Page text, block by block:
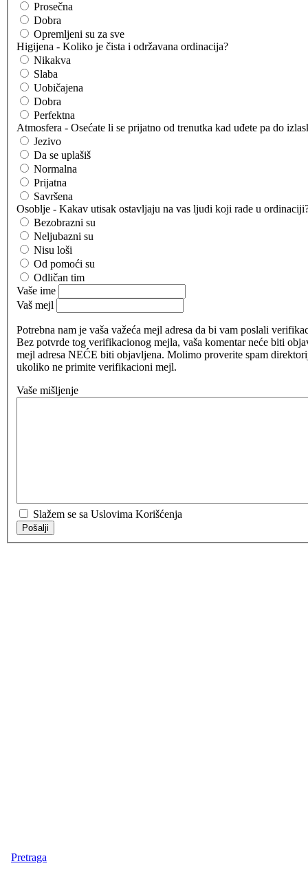
Prosečna
Dobra
Opremljeni su za sve
Higijena - Koliko je čista i održavana ordinacija?
Nikakva
Slaba
Uobičajena
Dobra
Perfektna
Atmosfera - Osećate li se prijatno od trenutka kad uđete pa do
Jezivo
Da se uplašiš
Normalna
Prijatna
Savršena
Osoblje - Kakav utisak ostavljaju na vas ljudi koji rade u
Bezobrazni su
Neljubazni su
Nisu loši
Od pomoći su
Odličan tim
Vaše ime
Vaš mejl
Potrebna nam je vaša važeća mejl adresa da bi vam poslali
Bez potvrde tog verifikacionog mejla, vaša komentar neće biti
mejl adresa NEĆE biti objavljena. Molimo proverite spam
ukoliko ne primite verifikacioni mejl.
Vaše mišljenje
Slažem se sa Uslovima Korišćenja
Pošalji
Pretraga